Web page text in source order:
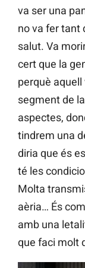
va ser una
no va fer tant
salut. Va
cert que la
perquè
segment de
aspectes,
tindrem una
diria que és
té les
Molta
aèria… És
amb una
que faci molt